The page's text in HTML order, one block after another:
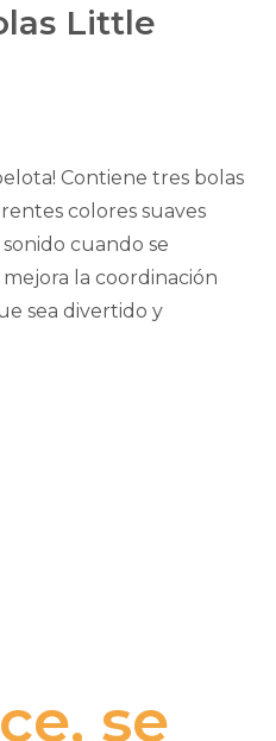
Little
Contiene tres bolas
colores suaves
cuando se
la coordinación
sea divertido y
se